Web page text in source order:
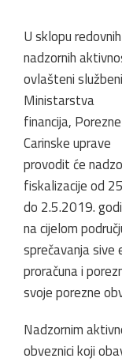
U sklopu redovnih
nadzornih
ovlašteni
Ministarstva
financija,
Carinske uprave
provodit će
fiskalizacije od
do 2.5.2019.
na cijelom
sprečavanja
proračuna i
svoje porezne
Nadzornim
obveznici koji